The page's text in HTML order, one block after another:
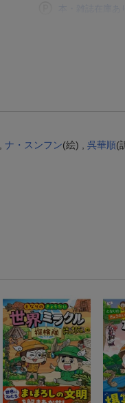
本・雑誌在庫
ナ・スンフン(絵) , 呉華順(